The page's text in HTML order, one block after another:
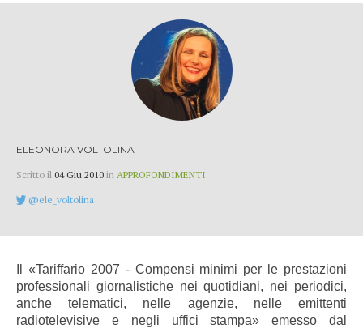
ELEONORA VOLTOLINA
Scritto il 04 Giu 2010 in APPROFONDIMENTI
@ele_voltolina
Il «Tariffario 2007 - Compensi minimi per le prestazioni
professionali giornalistiche nei quotidiani, nei periodici,
anche telematici, nelle agenzie, nelle emittenti
radiotelevisive e negli uffici stampa» emesso dal